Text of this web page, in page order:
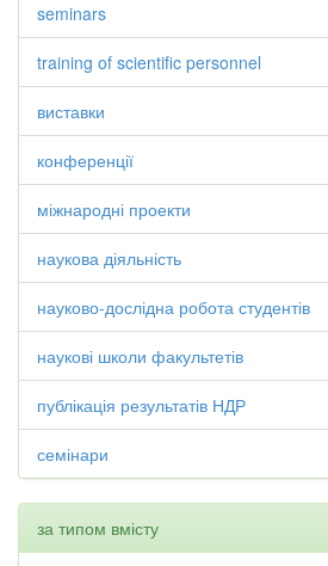
seminars
training of scientific personnel
виставки
конференції
міжнародні проекти
наукова діяльність
науково-дослідна робота студентів
наукові школи факультетів
публікація результатів НДР
семінари
за типом вмісту